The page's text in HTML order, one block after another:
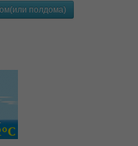
полдома)